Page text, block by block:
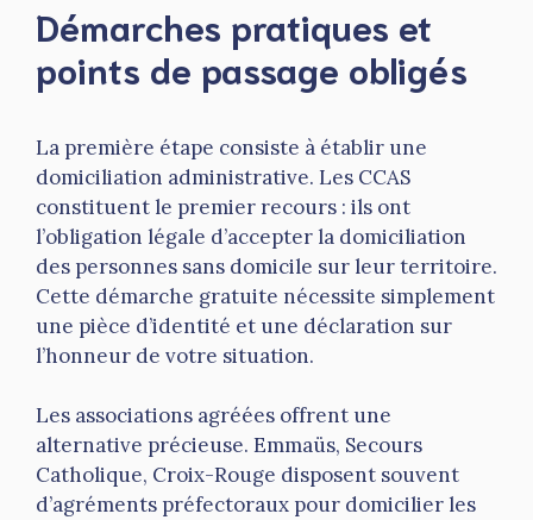
Démarches pratiques et
points de passage obligés
La première étape consiste à établir une
domiciliation administrative. Les CCAS
constituent le premier recours : ils ont
l’obligation légale d’accepter la domiciliation
des personnes sans domicile sur leur territoire.
Cette démarche gratuite nécessite simplement
une pièce d’identité et une déclaration sur
l’honneur de votre situation.
Les associations agréées offrent une
alternative précieuse. Emmaüs, Secours
Catholique, Croix-Rouge disposent souvent
d’agréments préfectoraux pour domicilier les